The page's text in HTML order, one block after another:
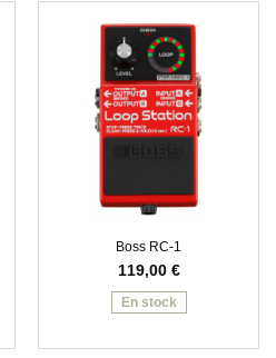
Boss RC-1
119,00 €
En stock